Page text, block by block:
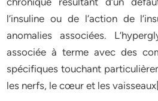
l’insuline ou de l’action de
anomalies associées.
associée à terme avec des
spécifiques touchant
les nerfs, le cœur et les